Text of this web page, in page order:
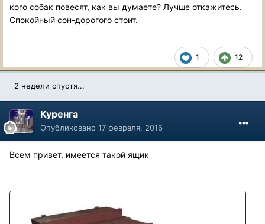
кого собак повесят, как вы думаете? Лучше откажитесь.
Спокойный сон-дорогого стоит.
1 12
2 недели спустя...
Куренга
Опубликовано 17 февраля, 2016
Всем привет, имеется такой ящик